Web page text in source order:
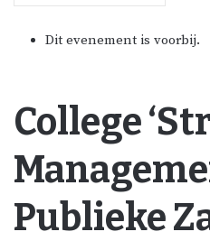
Dit evenement is voorbij.
College
Publieke